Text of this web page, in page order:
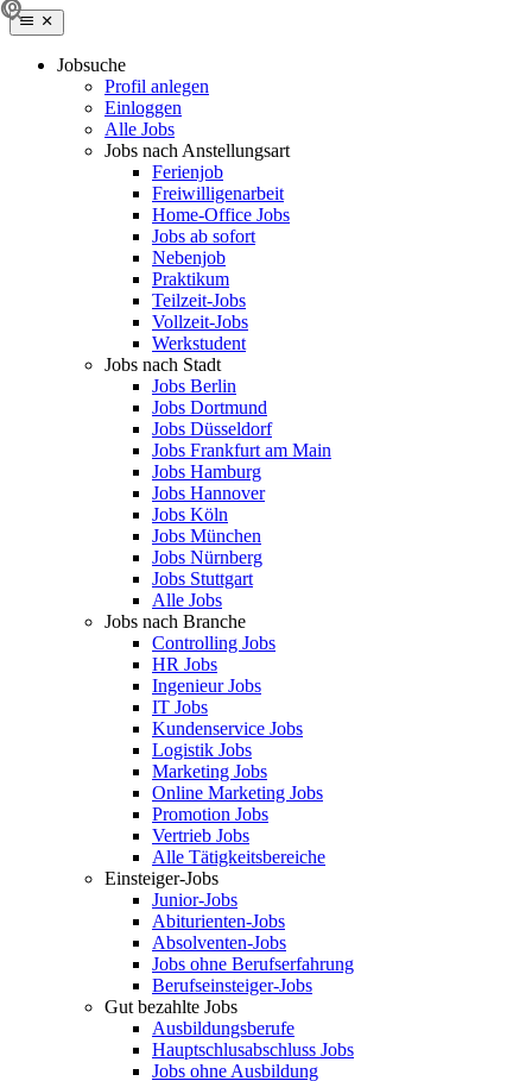
Jobsuche
Profil anlegen
Einloggen
Alle Jobs
Jobs nach Anstellungsart
Ferienjob
Freiwilligenarbeit
Home-Office Jobs
Jobs ab sofort
Nebenjob
Praktikum
Teilzeit-Jobs
Vollzeit-Jobs
Werkstudent
Jobs nach Stadt
Jobs Berlin
Jobs Dortmund
Jobs Düsseldorf
Jobs Frankfurt am Main
Jobs Hamburg
Jobs Hannover
Jobs Köln
Jobs München
Jobs Nürnberg
Jobs Stuttgart
Alle Jobs
Jobs nach Branche
Controlling Jobs
HR Jobs
Ingenieur Jobs
IT Jobs
Kundenservice Jobs
Logistik Jobs
Marketing Jobs
Online Marketing Jobs
Promotion Jobs
Vertrieb Jobs
Alle Tätigkeitsbereiche
Einsteiger-Jobs
Junior-Jobs
Abiturienten-Jobs
Absolventen-Jobs
Jobs ohne Berufserfahrung
Berufseinsteiger-Jobs
Gut bezahlte Jobs
Ausbildungsberufe
Hauptschlusabschluss Jobs
Jobs ohne Ausbildung